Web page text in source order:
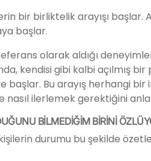
bir birliktelik arayışı
başlar.
olarak aldığı
kendisi gibi kalbi açılmış
başlar. Bu arayış herhangi bir
nasıl ilerlemek gerektiğini
BİLMEDİĞİM BİRİNİ
durumu bu şekilde